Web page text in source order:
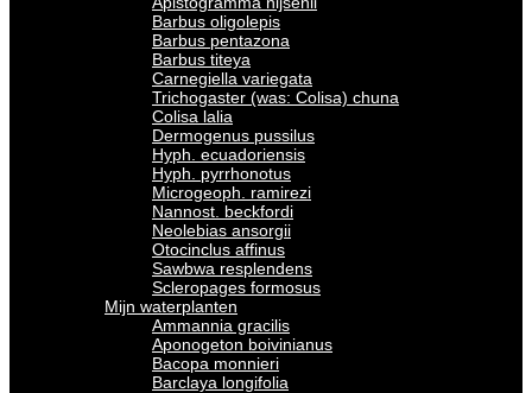
Barbus oligolepis
Barbus pentazona
Barbus titeya
Carnegiella variegata
Trichogaster (was: Colisa) chuna
Colisa lalia
Dermogenus pussilus
Hyph. ecuadoriensis
Hyph. pyrrhonotus
Microgeoph. ramirezi
Nannost. beckfordi
Neolebias ansorgii
Otocinclus affinus
Sawbwa resplendens
Scleropages formosus
Mijn waterplanten
Ammannia gracilis
Aponogeton boivinianus
Bacopa monnieri
Barclaya longifolia